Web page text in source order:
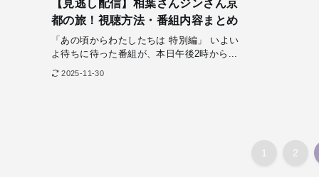
【見逃し配信】相葉さんジンさん京
都の旅！視聴方法・番組内容まとめ
「あの頃からわたしたちは 特別編」 いよい
よ待ちに待った番組が、本日午後2時から...
2025-11-30
1 2